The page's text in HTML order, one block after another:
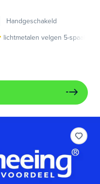
Handgeschakeld
lichtmetalen velgen 5-spaaks